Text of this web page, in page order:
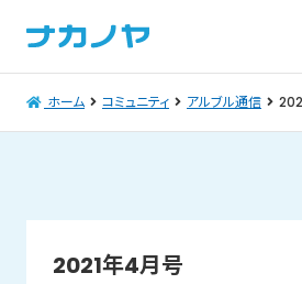
ホーム コミュニティ アルブル通信
2021年4月号